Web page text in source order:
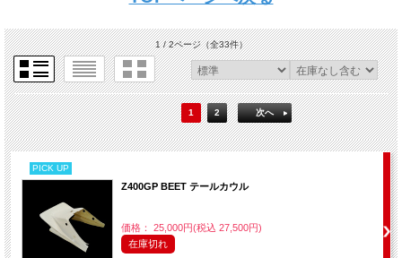
1 / 2ページ（全33件）
1 2 次へ
PICK UP
Z400GP BEET テールカウル
価格： 25,000円(税込 27,500円)
在庫切れ